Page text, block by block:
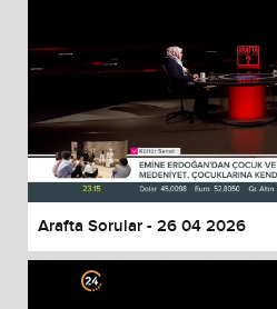
Arafta Sorular - 26 04 2026